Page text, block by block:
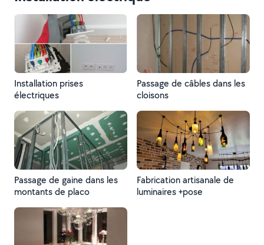
Installation prises
électriques
Passage de câbles dans les
cloisons
Passage de gaine dans les
montants de placo
Fabrication artisanale de
luminaires +pose